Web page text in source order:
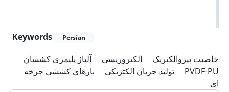
Keywords Persian
خاصیت پیزوالکتریک الکتروریسی
آلیاژ پلیمری کشسان
PVDF-PU
تولید جریان الکتریکی
بارهای کششی چرخه
ای